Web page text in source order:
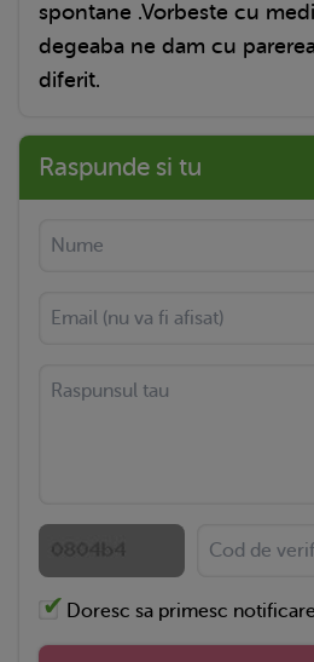
spontane .Vorbeste cu
degeaba ne dam cu
diferit.
Raspunde si tu
Doresc sa primesc